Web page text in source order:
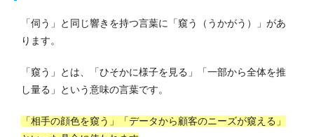
「伺う」と同じ響きを持つ言葉に「窺う（うかがう）」があ
ります。
「窺う」とは、「ひそかに様子を見る」「一部から全体を推
し量る」という意味の言葉です。
「相手の顔色を窺う」「データから顧客のニーズが窺える」